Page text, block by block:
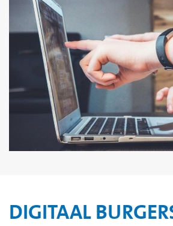
DIGITAAL